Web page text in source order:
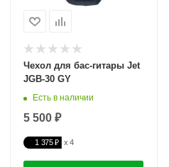
Чехол для бас-гитары Jet
JGB-30 GY
Есть в наличии
5 500 ₽
1 375 ₽